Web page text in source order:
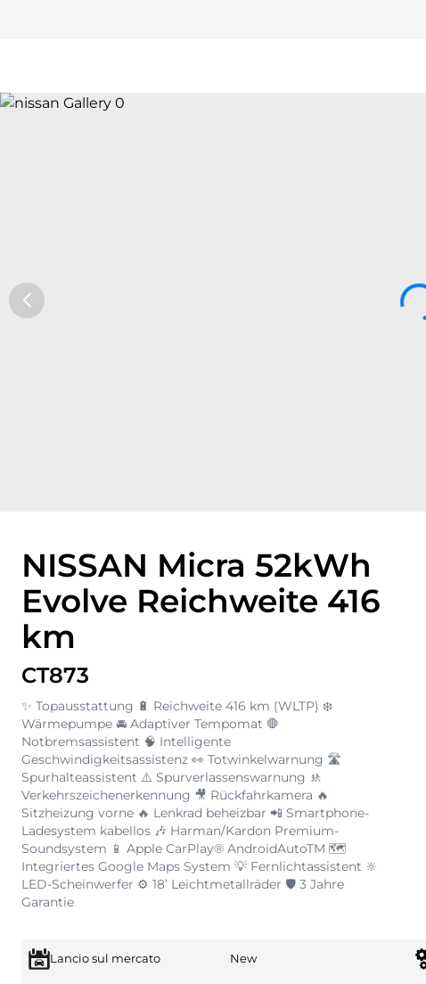
NISSAN Micra 52kWh
Evolve Reichweite 416
km
CT873
✨ Topausstattung 🔋 Reichweite 416 km (WLTP) ❄️
Wärmepumpe 🚘 Adaptiver Tempomat 🛑
Notbremsassistent 🧠 Intelligente
Geschwindigkeitsassistenz 👀 Totwinkelwarnung 🛣️
Spurhalteassistent ⚠️ Spurverlassenswarnung 🚸
Verkehrszeichenerkennung 🎥 Rückfahrkamera 🔥
Sitzheizung vorne 🔥 Lenkrad beheizbar 📲 Smartphone-
Ladesystem kabellos 🎶 Harman/Kardon Premium-
Soundsystem 📱 Apple CarPlay® AndroidAutoTM 🗺️
Integriertes Google Maps System 💡 Fernlichtassistent 🔆
LED-Scheinwerfer ⚙️ 18’ Leichtmetallräder 🛡️ 3 Jahre
Garantie
Lancio sul mercato New